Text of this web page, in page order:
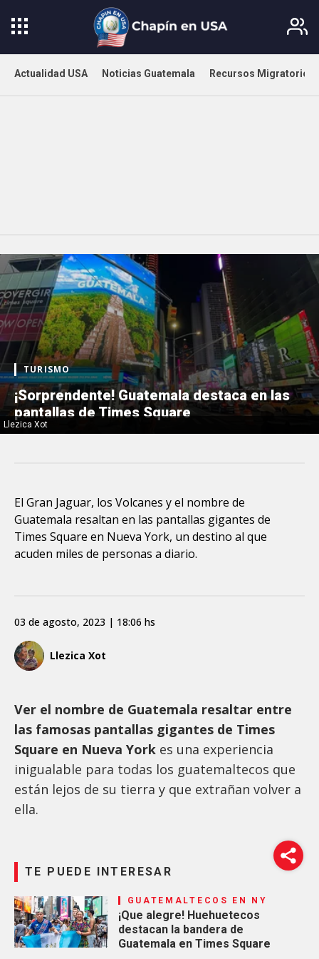
Actualidad USA Noticias Guatemala Recursos Migratorios
Llezica Xot
TURISMO
¡Sorprendente! Guatemala destaca en las
pantallas de Times Square
El Gran Jaguar, los Volcanes y el nombre de
Guatemala resaltan en las pantallas gigantes de
Times Square en Nueva York, un destino al que
acuden miles de personas a diario.
Llezica Xot
03 de agosto, 2023 | 18:06 hs
Ver el nombre de Guatemala resaltar entre
las famosas pantallas gigantes de Times
Square en Nueva York es una experiencia
inigualable para todas los guatemaltecos que
están lejos de su tierra y que extrañan volver a
ella.
TE PUEDE INTERESAR
GUATEMALTECOS EN NY
¡Que alegre! Huehuetecos
destacan la bandera de
Guatemala en Times Square